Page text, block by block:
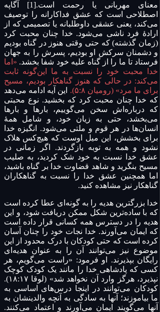
معنای مهربانی یا رحمت است.[1]
آگاپه
اصطلاحی است که عشق فداکارانه را توصیف
می‌کند، یعنی عشقی داوطلبانه یا تصمیمی که از
ارادهٔ فرد ناشی می‌شود. خدا چنان محبت کرد
(زمان گذشته) که حتی وقتی هنوز در گناه بودیم
و دشمنان سرکش او بودیم، پسرش را به جهان
فرستاد تا ما را از گناه علیه خود شفا بخشد. «اما
خدا محبت خود را نسبت به ما این‌گونه ثابت
می‌کند: در حالی که هنوز گناهکار بودیم، مسیح
برای ما مرد» (رومیان ۵:۸).
این آیه ادامه می‌دهد
که خدا چنان محبت کرد که بخشید. نوع محبتی
که درباره‌اش سخن می‌گوییم، بارها و بارها
می‌بخشد، حتی به زیان خود، و شامل همهٔ
انسان‌ها در هر قوم و ملتی می‌شود. انگیزه خدا
برای بخشش، این میل اوست که هیچ‌کس هلاک
نشود و همه به توبه بازگردند. اگر زمانی در
عشق خدا نسبت به خود شک کردید، به صلیب
مسیح بنگرید و شاهد قضاوت خدا بر گناه باشید،
اما همچنین عشق خدا را نسبت به گناهکاران
گناهکار نیز مشاهده کنید.
خدا بزرگترین هدیه را به گونه‌ای عطا کرده است
که با ساده‌ترین شکل ممکن دریافت شود، و این
هدیه را در دسترس همه کسانی قرار داده است
که ایمان می‌آورند. خدا نجات خود را چنان آسان
کرده است که حتی کودکان با درک محدود از این
موضوع نیز می‌توانند آن را به عنوان هدیه‌ای
رایگان بپذیرند. او فرمود: «راست می‌گویم، هر
کسی که پادشاهی خدا را مانند یک کودک کوچک
نپذیرد، هرگز وارد آن نخواهد شد» (لوقا ۱۸:۱۷).
کودکان می‌توانند در اینجا درس‌های اساسی به
ما بیاموزند؛ آنها به سادگی به آنچه والدینشان به
آنها می‌گویند ایمان می‌آورند و اعتماد می‌کنند.